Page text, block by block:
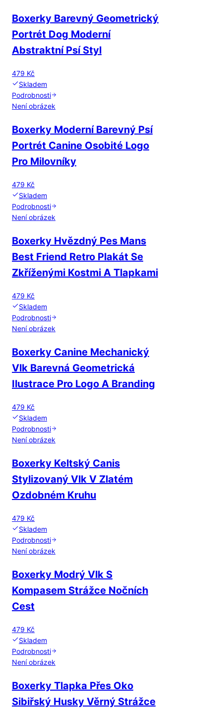
Boxerky Barevný Geometrický
Portrét Dog Moderní
Abstraktní Psí Styl
479 Kč
Skladem
Podrobnosti
Není obrázek
Boxerky Moderní Barevný Psí
Portrét Canine Osobité Logo
Pro Milovníky
479 Kč
Skladem
Podrobnosti
Není obrázek
Boxerky Hvězdný Pes Mans
Best Friend Retro Plakát Se
Zkříženými Kostmi A Tlapkami
479 Kč
Skladem
Podrobnosti
Není obrázek
Boxerky Canine Mechanický
Vlk Barevná Geometrická
Ilustrace Pro Logo A Branding
479 Kč
Skladem
Podrobnosti
Není obrázek
Boxerky Keltský Canis
Stylizovaný Vlk V Zlatém
Ozdobném Kruhu
479 Kč
Skladem
Podrobnosti
Není obrázek
Boxerky Modrý Vlk S
Kompasem Strážce Nočních
Cest
479 Kč
Skladem
Podrobnosti
Není obrázek
Boxerky Tlapka Přes Oko
Sibiřský Husky Věrný Strážce